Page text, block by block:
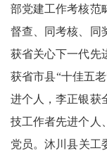
息
旅
部党建工作考核范
督查、同考核、同
获省关心下一代先
获省市县“十佳五
进个人，李正银获
技工作者先进个人
党员。沐川县关工